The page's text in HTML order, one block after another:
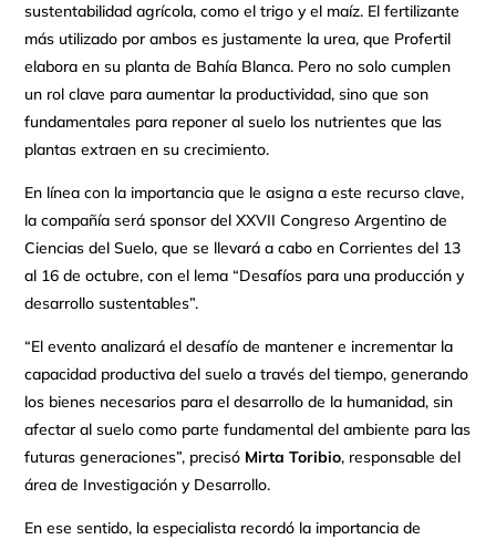
sustentabilidad agrícola, como el trigo y el maíz. El fertilizante
más utilizado por ambos es justamente la urea, que Profertil
elabora en su planta de Bahía Blanca. Pero no solo cumplen
un rol clave para aumentar la productividad, sino que son
fundamentales para reponer al suelo los nutrientes que las
plantas extraen en su crecimiento.
En línea con la importancia que le asigna a este recurso clave,
la compañía será sponsor del XXVII Congreso Argentino de
Ciencias del Suelo, que se llevará a cabo en Corrientes del 13
al 16 de octubre, con el lema “Desafíos para una producción y
desarrollo sustentables”.
“El evento analizará el desafío de mantener e incrementar la
capacidad productiva del suelo a través del tiempo, generando
los bienes necesarios para el desarrollo de la humanidad, sin
afectar al suelo como parte fundamental del ambiente para las
futuras generaciones”, precisó Mirta Toribio, responsable del
área de Investigación y Desarrollo.
En ese sentido, la especialista recordó la importancia de